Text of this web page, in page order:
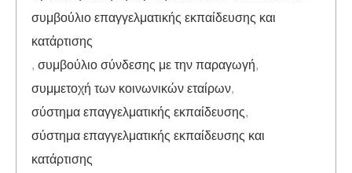
συμβούλιο επαγγελματικής εκπαίδευσης και
κατάρτισης
, συμβούλιο σύνδεσης με την παραγωγή,
συμμετοχή των κοινωνικών εταίρων,
σύστημα επαγγελματικής εκπαίδευσης,
σύστημα επαγγελματικής εκπαίδευσης και
κατάρτισης